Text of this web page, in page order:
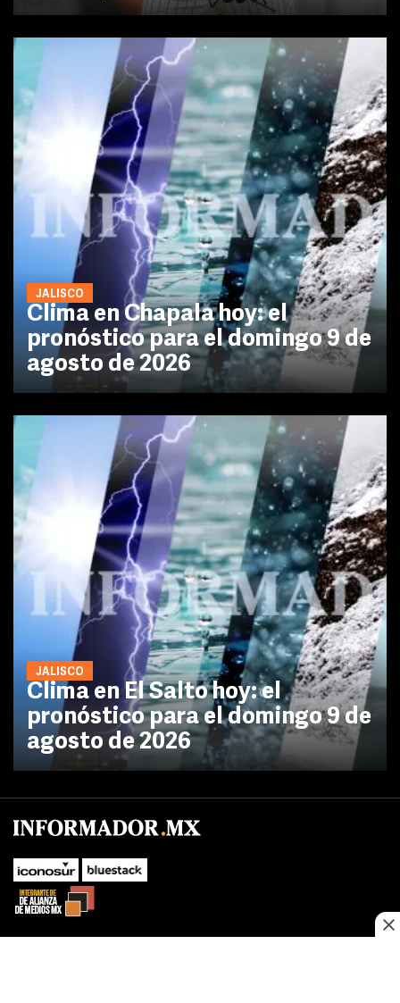
JALISCO
Clima en Chapala hoy: el
pronóstico para el domingo 9 de
agosto de 2026
JALISCO
Clima en El Salto hoy: el
pronóstico para el domingo 9 de
agosto de 2026